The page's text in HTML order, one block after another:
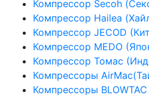
Компрессор Secoh
Компрессор Hailea
Компрессор JECOD
Компрессор MEDO
Компрессор Томас
Компрессоры
Компрессоры BLOWTAC